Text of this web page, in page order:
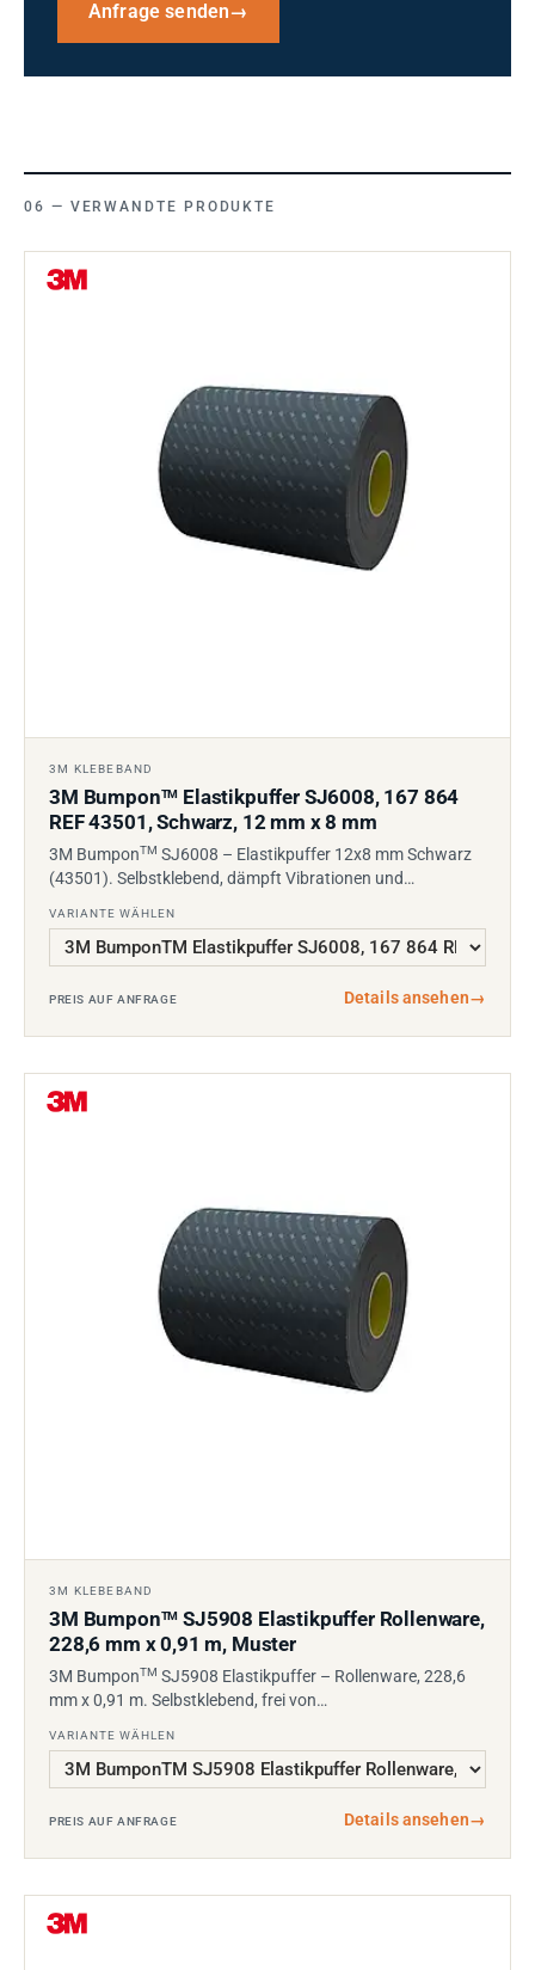
Anfrage senden→
VERWANDTE PRODUKTE
3M KLEBEBAND
3M BumponTM Elastikpuffer SJ6008, 167 864
REF 43501, Schwarz, 12 mm x 8 mm
3M BumponTM SJ6008 – Elastikpuffer 12x8 mm Schwarz
(43501). Selbstklebend, dämpft Vibrationen und…
VARIANTE WÄHLEN
PREIS AUF ANFRAGE Details ansehen→
3M KLEBEBAND
3M BumponTM SJ5908 Elastikpuffer Rollenware,
228,6 mm x 0,91 m, Muster
3M BumponTM SJ5908 Elastikpuffer – Rollenware, 228,6
mm x 0,91 m. Selbstklebend, frei von…
VARIANTE WÄHLEN
PREIS AUF ANFRAGE Details ansehen→